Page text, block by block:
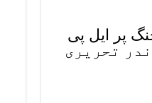
پر ایل پی
کر دیے ہیں اور ان سے 7 روز کے اندر تحریری